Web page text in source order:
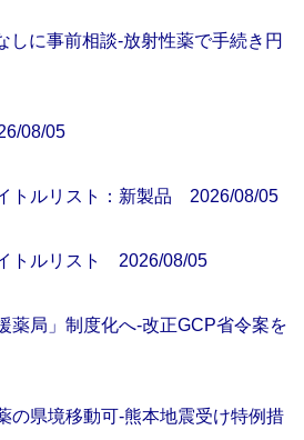
しに事前相談‐放射性薬で手続き円
08/05
トルリスト：新製品 2026/08/05
トルリスト 2026/08/05
薬局」制度化へ‐改正GCP省令案を
の県境移動可‐熊本地震受け特例措